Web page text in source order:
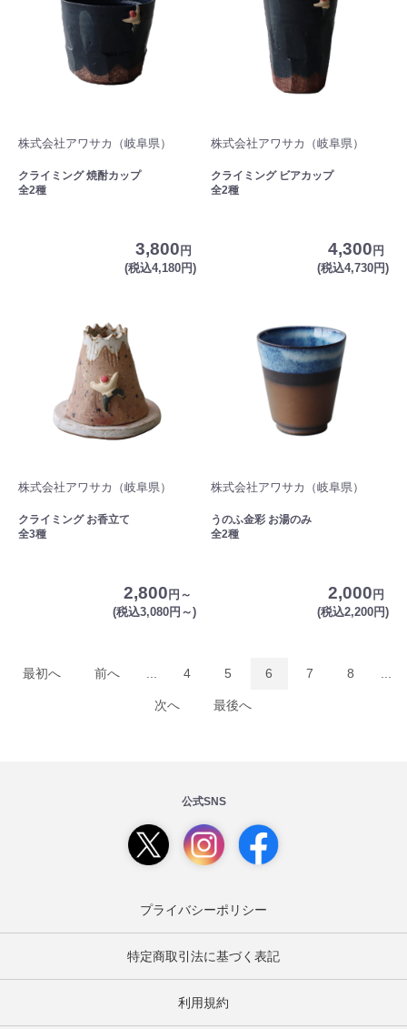
株式会社アワサカ（岐阜県）
クライミング 焼酎カップ
全2種
3,800 円
(税込4,180円)
株式会社アワサカ（岐阜県）
クライミング ビアカップ
全2種
4,300 円
(税込4,730円)
株式会社アワサカ（岐阜県）
クライミング お香立て
全3種
2,800 円～
(税込3,080円～)
株式会社アワサカ（岐阜県）
うのふ金彩 お湯のみ
全2種
2,000 円
(税込2,200円)
最初へ 前へ 4 5 6 7 8
次へ 最後へ
公式SNS
プライバシーポリシー
特定商取引法に基づく表記
利用規約